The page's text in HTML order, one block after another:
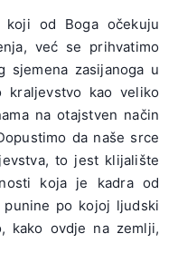
od Boga očekuju
već se prihvatimo
sjemena zasijanoga u
kraljevstvo kao veliko
na otajstven način
da naše srce
to jest klijalište
koja je kadra od
punine po kojoj ljudski
kako ovdje na zemlji,